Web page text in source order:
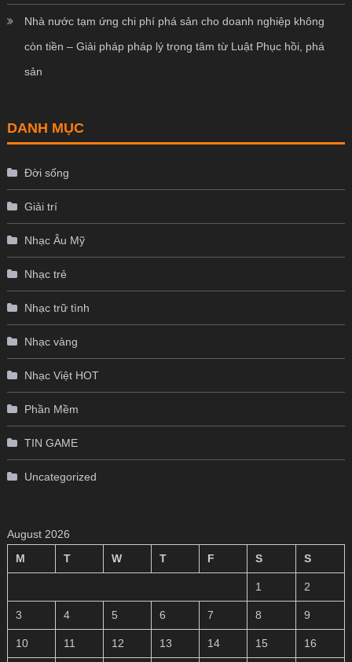
Nhà nước tạm ứng chi phí phá sản cho doanh nghiệp không
còn tiền – Giải pháp pháp lý trọng tâm từ Luật Phục hồi, phá
sản
DANH MỤC
Đời sống
Giải trí
Nhạc Âu Mỹ
Nhạc trẻ
Nhạc trữ tình
Nhạc vàng
Nhạc Việt HOT
Phần Mềm
TIN GAME
Uncategorized
August 2026
M
T W T F S S
1 2
3 4 5 6 7 8 9
10 11 12 13 14 15 16